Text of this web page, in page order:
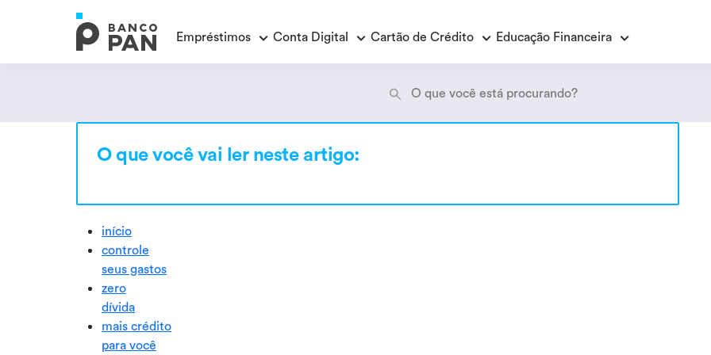
Empréstimos
Empréstimo Consignado
Conta Digital Cartão de Crédito Educação Financeira
Encontramos
O que você vai ler neste artigo:
início
controle
seus gastos
zero
dívida
mais crédito
para você